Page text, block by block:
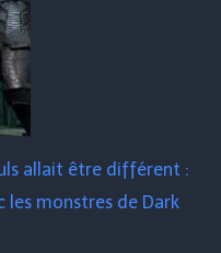
allait être différent :
les monstres de Dark